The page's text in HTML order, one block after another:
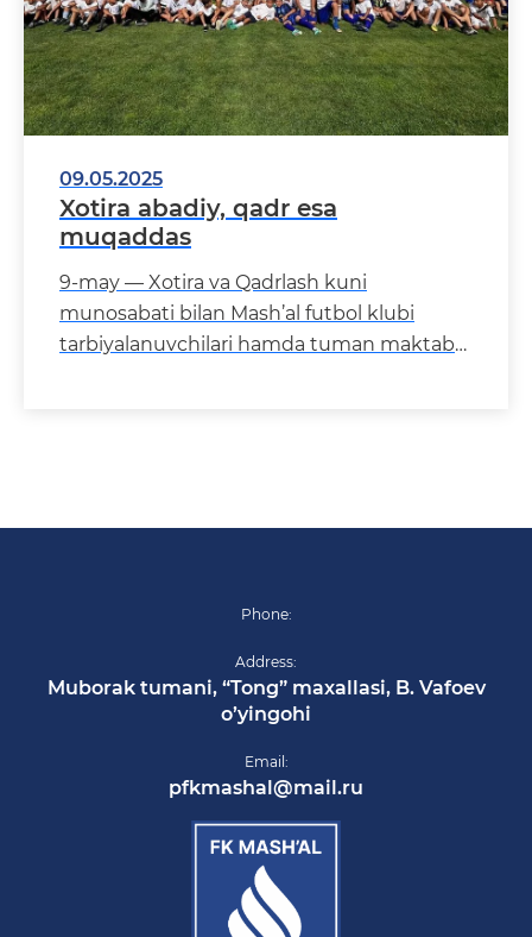
09.05.2025
Xotira abadiy, qadr esa
muqaddas
9-may — Xotira va Qadrlash kuni
munosabati bilan Mash’al futbol klubi
tarbiyalanuvchilari hamda tuman maktab
Phone:
Address:
Muborak tumani, “Tong” maxallasi, B. Vafoev
o’yingohi
Email:
pfkmashal@mail.ru